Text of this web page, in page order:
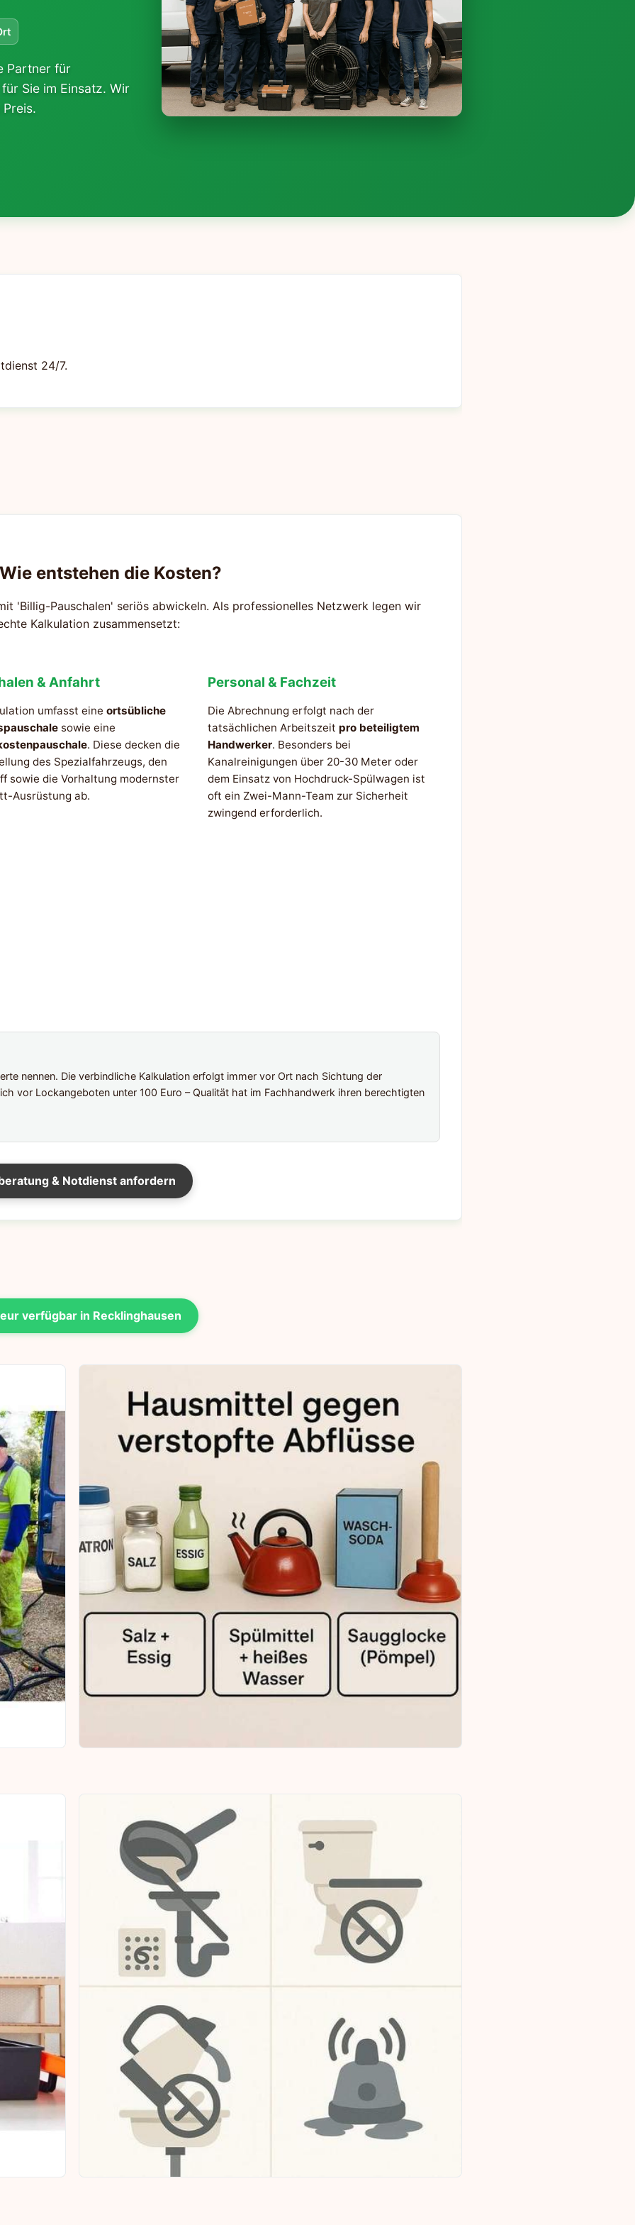
Partner für
Sie im Einsatz. Wir
24/7.
entstehen die Kosten?
'Billig-Pauschalen' seriös abwickeln. Als professionelles Netzwerk legen wir
Kalkulation zusammensetzt:
& Anfahrt
umfasst eine ortsübliche
sowie eine
. Diese decken die
des Spezialfahrzeugs, den
sowie die Vorhaltung modernster
Ausrüstung ab.
Personal & Fachzeit
Die Abrechnung erfolgt nach der
tatsächlichen Arbeitszeit pro beteiligtem
Handwerker. Besonders bei
Kanalreinigungen über 20-30 Meter oder
dem Einsatz von Hochdruck-Spülwagen ist
oft ein Zwei-Mann-Team zur Sicherheit
zwingend erforderlich.
nennen. Die verbindliche Kalkulation erfolgt immer vor Ort nach Sichtung der
vor Lockangeboten unter 100 Euro – Qualität hat im Fachhandwerk ihren berechtigten
& Notdienst anfordern
verfügbar in Recklinghausen